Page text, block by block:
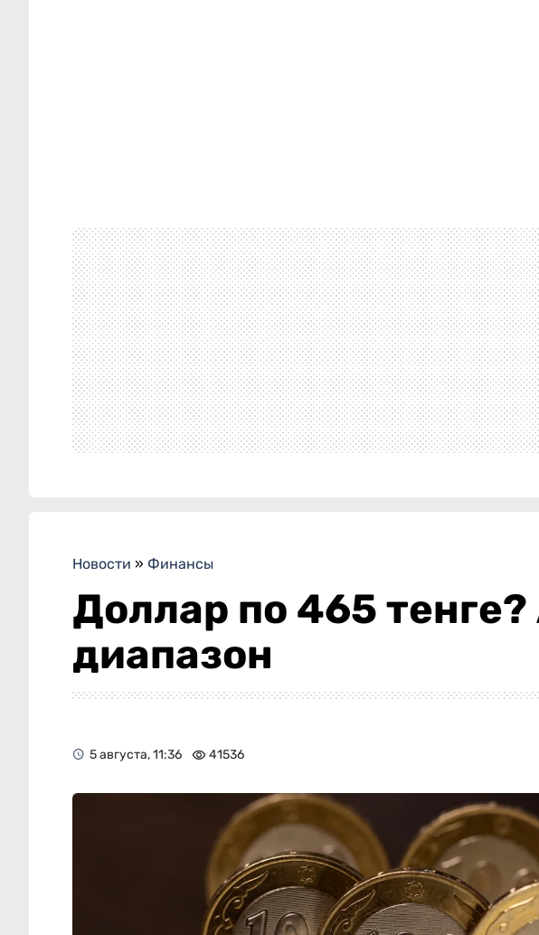
Новости » Финансы
Доллар по 465
диапазон
5 августа, 11:36 41536